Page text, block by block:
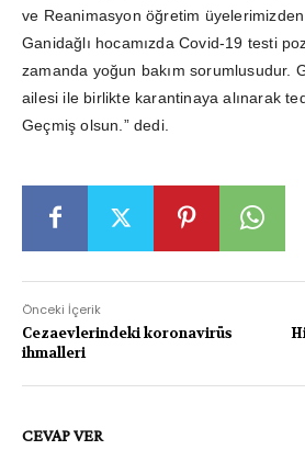
ve Reanimasyon öğretim
Ganidağlı hocamızda Covid-19 testi
zamanda yoğun bakım sorumlusudur.
ailesi ile birlikte karantinaya alınarak
Geçmiş olsun.” dedi.
Önceki İçerik
Cezaevlerindeki koronavirüs
ihmalleri
CEVAP VER